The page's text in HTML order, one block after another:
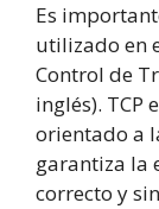
Es
utilizado en
Control de
inglés). TCP
orientado a
garantiza la
correcto y